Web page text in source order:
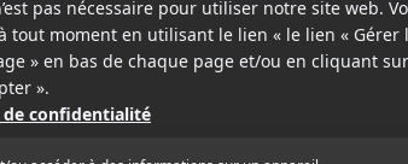
prévue à cette date
2026